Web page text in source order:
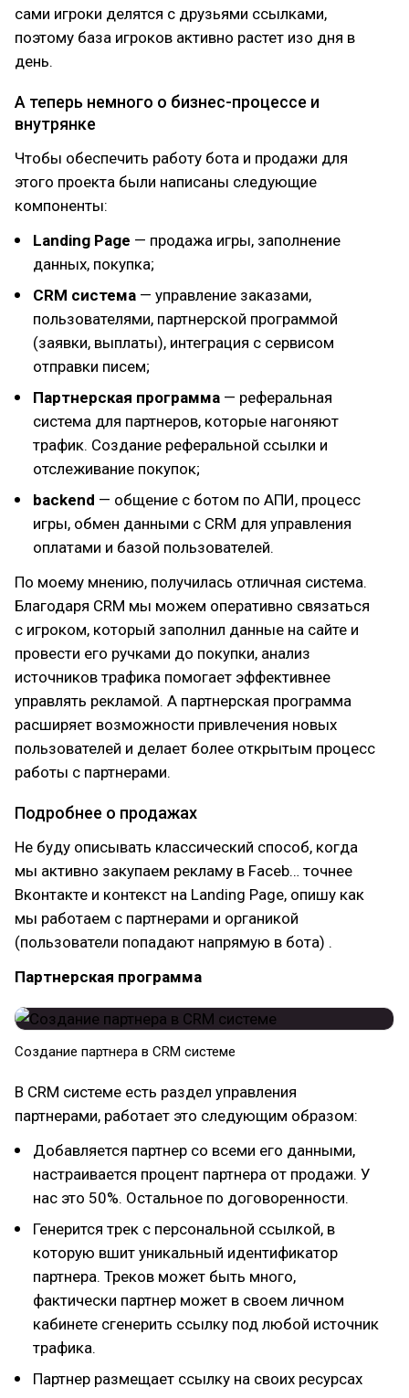
сами игроки делятся с друзьями ссылками,
поэтому база игроков активно растет изо дня в
день.
А теперь немного о бизнес-процессе и
внутрянке
Чтобы обеспечить работу бота и продажи для
этого проекта были написаны следующие
компоненты:
Landing Page — продажа игры, заполнение
данных, покупка;
CRM система — управление заказами,
пользователями, партнерской программой
(заявки, выплаты), интеграция с сервисом
отправки писем;
Партнерская программа — реферальная
система для партнеров, которые нагоняют
трафик. Создание реферальной ссылки и
отслеживание покупок;
backend — общение с ботом по АПИ, процесс
игры, обмен данными с CRM для управления
оплатами и базой пользователей.
По моему мнению, получилась отличная система.
Благодаря CRM мы можем оперативно связаться
с игроком, который заполнил данные на сайте и
провести его ручками до покупки, анализ
источников трафика помогает эффективнее
управлять рекламой. А партнерская программа
расширяет возможности привлечения новых
пользователей и делает более открытым процесс
работы с партнерами.
Подробнее о продажах
Не буду описывать классический способ, когда
мы активно закупаем рекламу в Faceb… точнее
Вконтакте и контекст на Landing Page, опишу как
мы работаем с партнерами и органикой
(пользователи попадают напрямую в бота) .
Партнерская программа
Создание партнера в CRM системе
В CRM системе есть раздел управления
партнерами, работает это следующим образом:
Добавляется партнер со всеми его данными,
настраивается процент партнера от продажи. У
нас это 50%. Остальное по договоренности.
Генерится трек с персональной ссылкой, в
которую вшит уникальный идентификатор
партнера. Треков может быть много,
фактически партнер может в своем личном
кабинете сгенерить ссылку под любой источник
трафика.
Партнер размещает ссылку на своих ресурсах